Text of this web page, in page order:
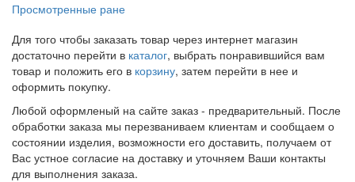
Просмотренные ране
Для того чтобы заказать товар через интернет магазин
достаточно перейти в каталог, выбрать понравившийся вам
товар и положить его в корзину, затем перейти в нее и
оформить покупку.
Любой оформленый на сайте заказ - предварительный. После
обработки заказа мы перезваниваем клиентам и сообщаем о
состоянии изделия, возможности его доставить, получаем от
Вас устное согласие на доставку и уточняем Ваши контакты
для выполнения заказа.